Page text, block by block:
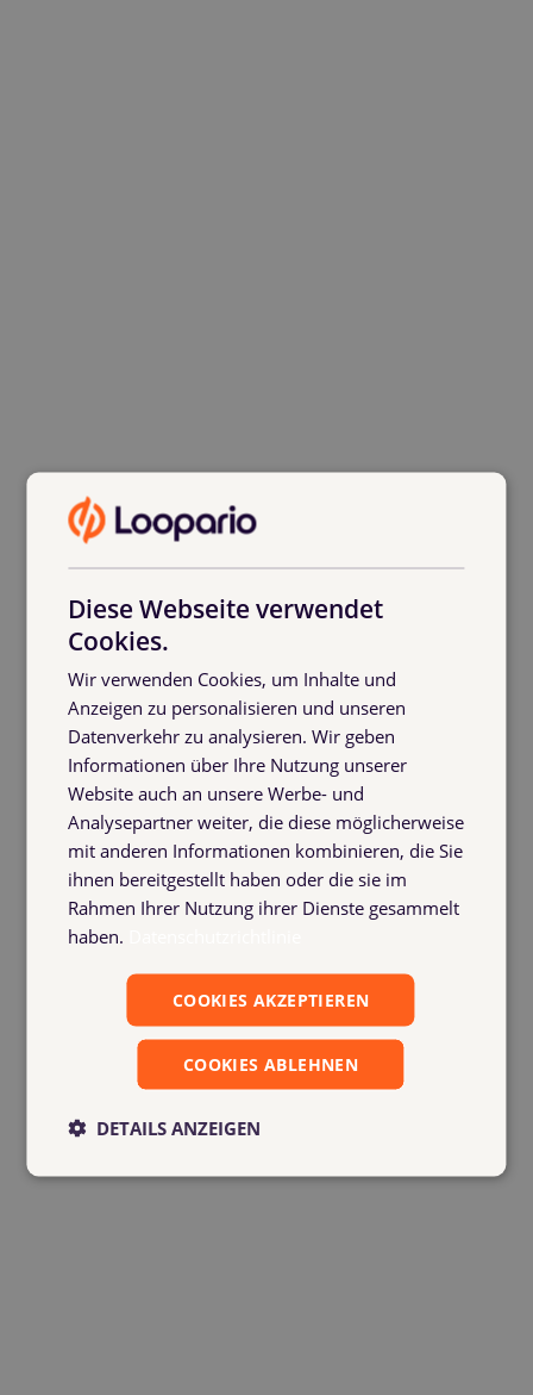
... development time...
Diese Webseite verwendet
Cookies.
Wir verwenden Cookies, um Inhalte und
Anzeigen zu personalisieren und unseren
Datenverkehr zu analysieren. Wir geben
Informationen über Ihre Nutzung unserer
Website auch an unsere Werbe- und
Analysepartner weiter, die diese möglicherweise
mit anderen Informationen kombinieren, die Sie
ihnen bereitgestellt haben oder die sie im
Rahmen Ihrer Nutzung ihrer Dienste gesammelt
haben.
COOKIES AKZEPTIEREN
COOKIES ABLEHNEN
DETAILS ANZEIGEN